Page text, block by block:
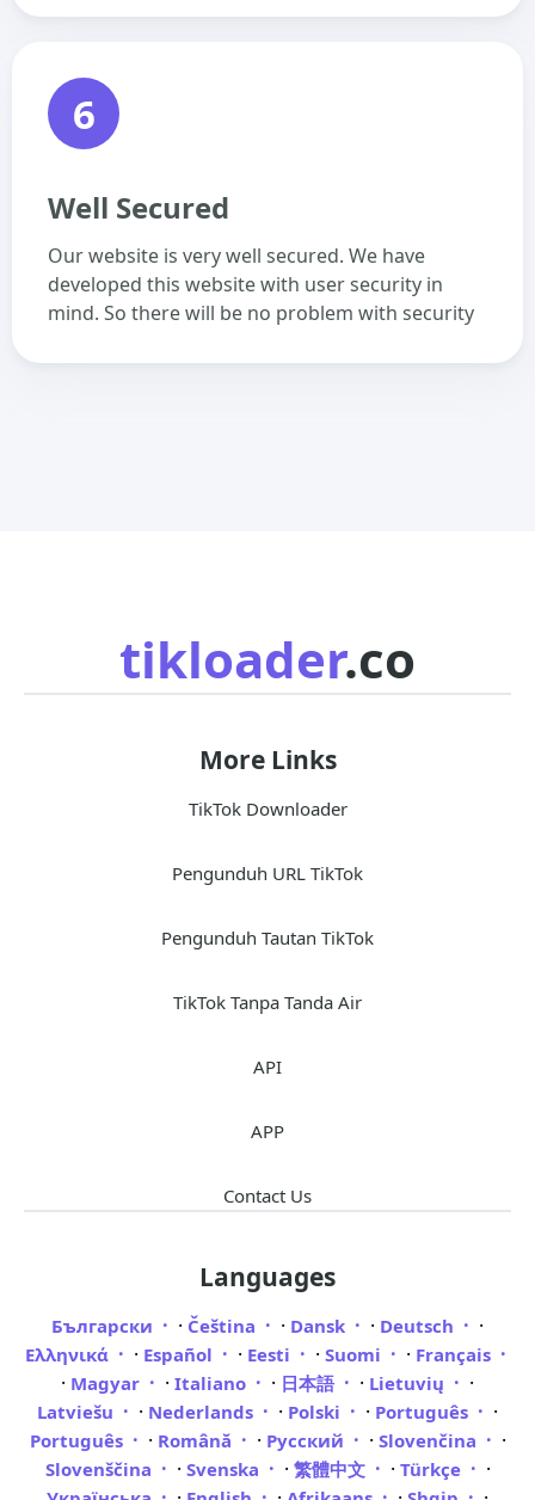
6
Well Secured
Our website is very well secured. We have
developed this website with user security in
mind. So there will be no problem with security
tikloader.co
More Links
TikTok Downloader
Pengunduh URL TikTok
Pengunduh Tautan TikTok
TikTok Tanpa Tanda Air
API
APP
Contact Us
Languages
Български · Čeština · Dansk · Deutsch ·
Ελληνικά · Español · Eesti · Suomi · Français
· Magyar · Italiano · 日本語 · Lietuvių ·
Latviešu · Nederlands · Polski · Português ·
Português · Română · Русский · Slovenčina ·
Slovenščina · Svenska · 繁體中文 · Türkçe ·